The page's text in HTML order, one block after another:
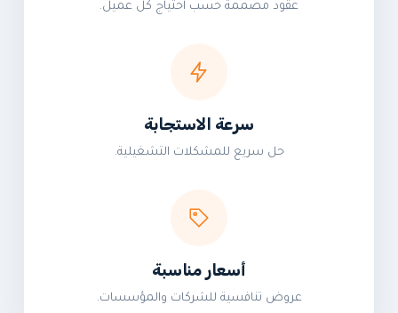
عقود مصممة حسب احتياج كل عميل.
سرعة الاستجابة
حل سريع للمشكلات التشغيلية.
أسعار مناسبة
عروض تنافسية للشركات والمؤسسات.